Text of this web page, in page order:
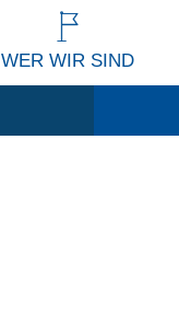
WER WIR SIND